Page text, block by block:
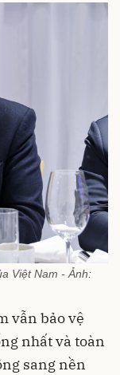
Việt Nam - Ảnh:
vẫn bảo vệ
nhất và toàn
sang nền